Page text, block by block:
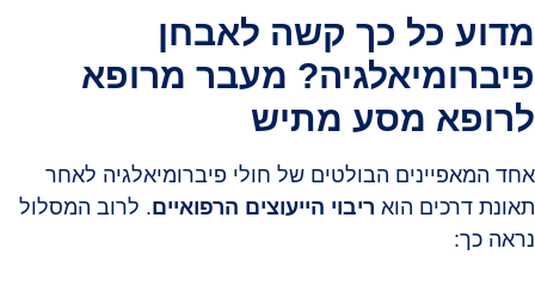
מדוע כל כך קשה לאבחן
פיברומיאלגיה? מעבר מרופא
לרופא מסע מתיש
אחד המאפיינים הבולטים של חולי פיברומיאלגיה לאחר
תאונת דרכים הוא ריבוי הייעוצים הרפואיים. לרוב המסלול
נראה כך: